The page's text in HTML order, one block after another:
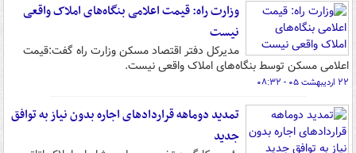
وزارت راه: قیمت اعلامی بنگاه‌های املاک واقعی
نیست
مدیرکل دفتر اقتصاد مسکن وزارت راه گفت:‌قیمت
اعلامی مسکن توسط بنگاه‌های املاک واقعی نیست.
۲۲ اردیبهشت ۰۵ - ۰۸:۳۲
تمدید دوماهه قراردادهای اجاره بدون نیاز به توافق
جدید